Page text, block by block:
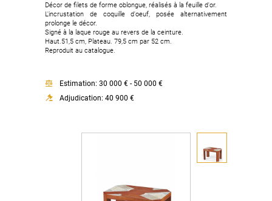
Décor de filets de forme oblongue, réalisés à la feuille d'or.
L'incrustation de coquille d'oeuf, posée alternativement
prolonge le décor.
Signé à la laque rouge au revers de la ceinture.
Haut.51,5 cm, Plateau. 79,5 cm par 52 cm.
Reproduit au catalogue.
Estimation: 30 000 € - 50 000 €
Adjudication: 40 900 €